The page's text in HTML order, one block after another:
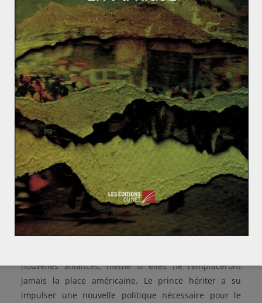
présence militaire sur le terrain, bien au contraire. Le
soutien qu’il a réitéré auprince héritier Mohammed bin
Salam, malgré le retentissement de l’affaire Khashoggi,
lui a valu un véritable camouflet politique dans son
propre camp. De plus, la pression politique américaine
contre la participation de Washington, directe ou
indirecte, dans le conflit yéménite, est aussi de plus en
plus forte. Cette position est donc difficilement tenable
sur le long terme et des décisions devront être prises.
Néanmoins, le partenariat qui existe entre les Etats-
Unis et l’Arabie saoudite continuera encore longtemps
d’exister mais son modèle devra, à terme, être
fondamentalement révisé. Un tel niveau
d’interdépendance économique et politique, n’est plus
viable pour l’un comme pour l’autre.
nouvelles alliances, même si elles ne remplaceront
jamais la place américaine. Le prince hériter a su
impulser une nouvelle politique nécessaire pour le